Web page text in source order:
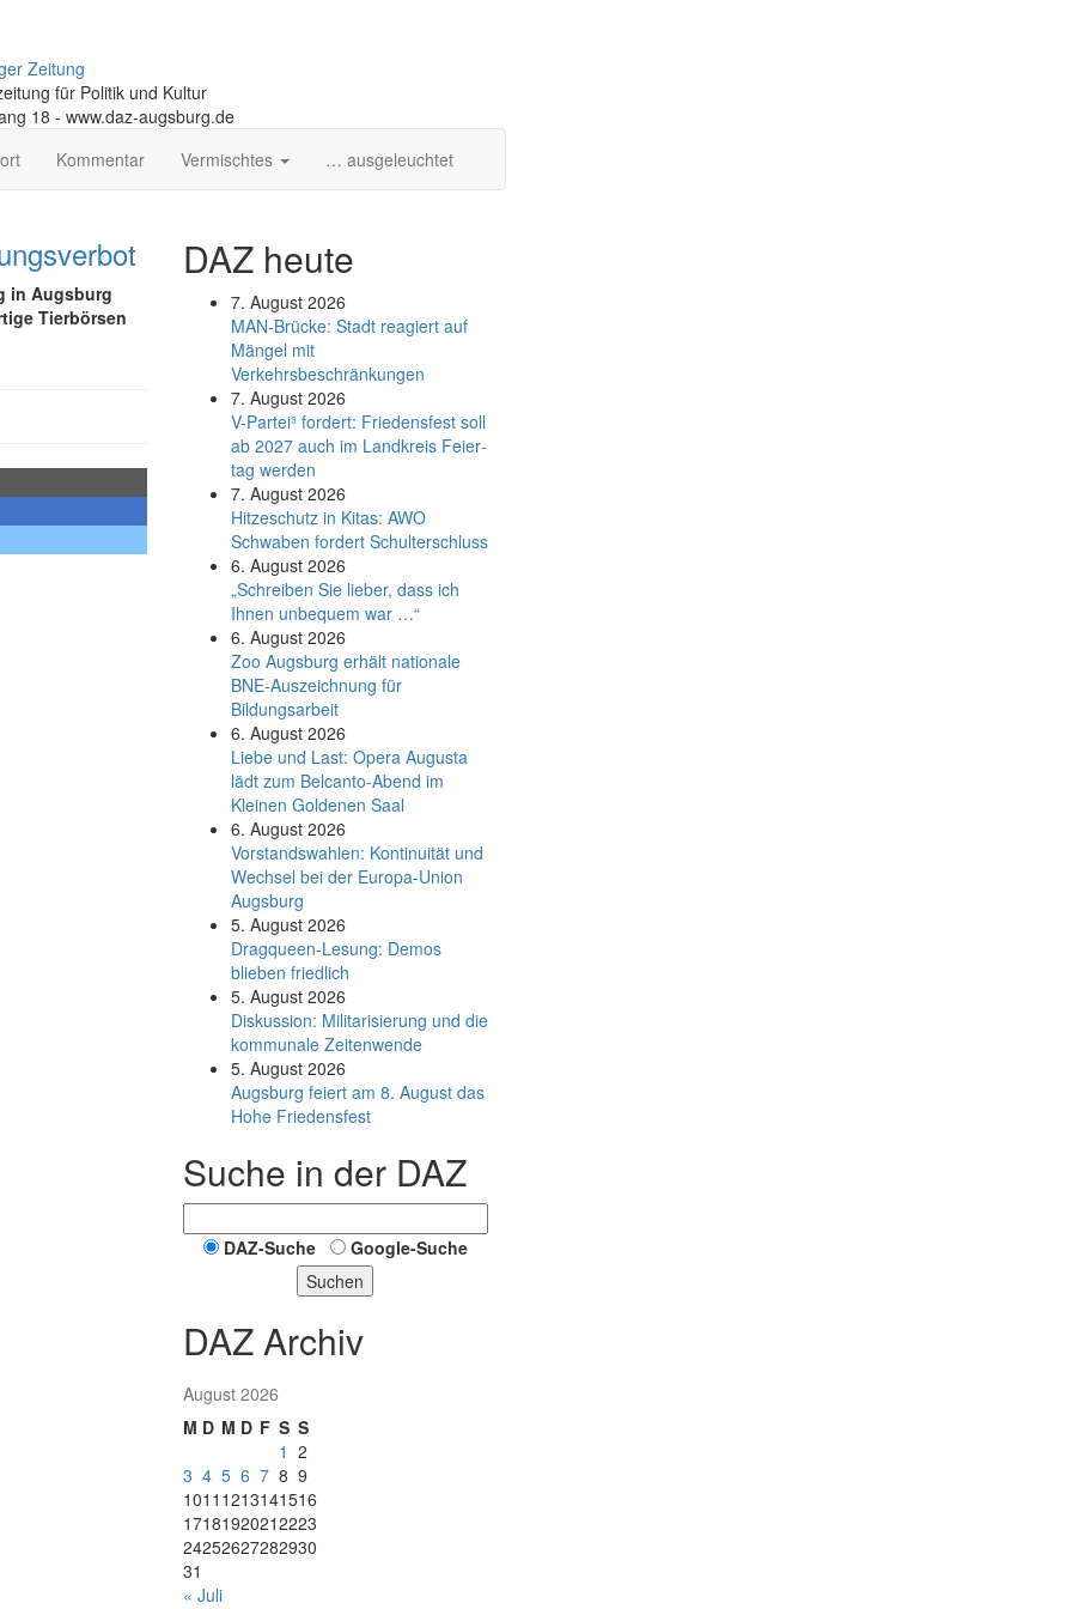
Zeitung
für Politik und Kultur
18 - www.daz-augsburg.de
Kommentar Vermischtes … ausgeleuchtet
in Augsburg
Tierbörsen
DAZ heute
7. August 2026
MAN-Brücke: Stadt reagiert auf
Mängel mit
Verkehrsbeschränkungen
7. August 2026
V-Partei­³ fordert: Friedens­fest soll
ab 2027 auch im Land­kreis Feier­
tag werden
7. August 2026
Hitzeschutz in Kitas: AWO
Schwaben fordert Schulterschluss
6. August 2026
„Schreiben Sie lieber, dass ich
Ihnen unbequem war …“
6. August 2026
Zoo Augsburg erhält nationale
BNE-Auszeichnung für
Bildungsarbeit
6. August 2026
Liebe und Last: Opera Augusta
lädt zum Belcanto-Abend im
Kleinen Goldenen Saal
6. August 2026
Vorstandswahlen: Kontinuität und
Wechsel bei der Europa-Union
Augsburg
5. August 2026
Dragqueen-Lesung: Demos
blieben friedlich
5. August 2026
Diskussion: Mi­li­ta­ri­sie­rung und die
kommunale Zeitenwende
5. August 2026
Augsburg feiert am 8. August das
Hohe Friedensfest
Suche in der DAZ
DAZ-Suche
Google-Suche
Suchen
DAZ Archiv
August 2026
M D M D F S S
1 2
3 4 5 6 7 8 9
1011 1213141516
17181920212223
24252627282930
31
« Juli